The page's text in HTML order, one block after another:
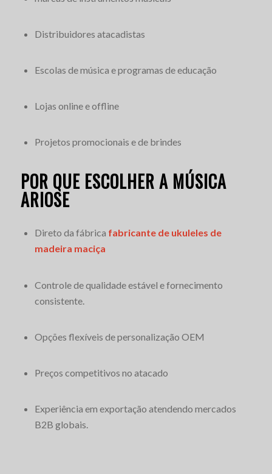
Distribuidores atacadistas
Escolas de música e programas de educação
Lojas online e offline
Projetos promocionais e de brindes
POR QUE ESCOLHER A MÚSICA
ARIOSE
Direto da fábrica fabricante de ukuleles de
madeira maciça
Controle de qualidade estável e fornecimento
consistente.
Opções flexíveis de personalização OEM
Preços competitivos no atacado
Experiência em exportação atendendo mercados
B2B globais.